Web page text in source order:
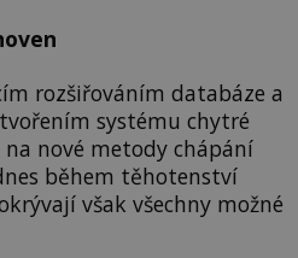
rozšiřováním databáze a
systému chytré
nové metody chápání
během těhotenství
však všechny možné